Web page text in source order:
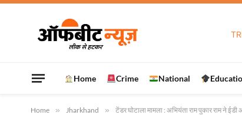
Home Crime National
Home » Jharkhand » टेंडर घोटाला मामला : अभियंता राम पुकार राम ने